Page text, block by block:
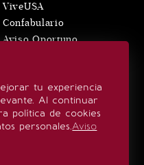
tu experiencia
Al continuar
política de cookies
personales.Aviso
ViveUSA
Confabulario
Aviso Oportuno
SÍGUENOS